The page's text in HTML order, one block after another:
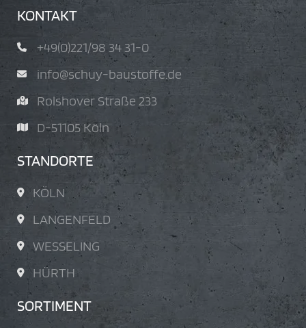
KONTAKT
+49(0)221/98 34 31-0
info@schuy-baustoffe.de
Rolshover Straße 233
D-51105 Köln
STANDORTE
KÖLN
LANGENFELD
WESSELING
HÜRTH
SORTIMENT